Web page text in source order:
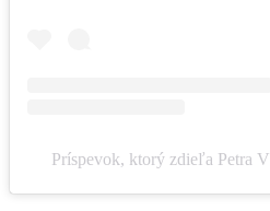
Príspevok, ktorý zdieľa Petra